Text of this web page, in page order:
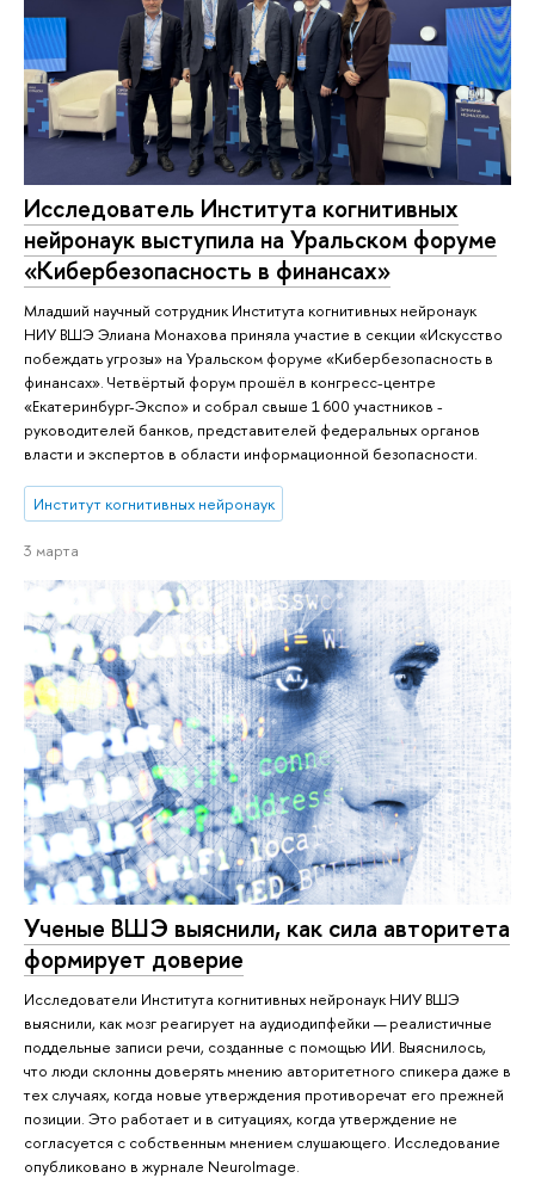
Исследователь Института когнитивных
нейронаук выступила на Уральском форуме
«Кибербезопасность в финансах»
Младший научный сотрудник Института когнитивных нейронаук
НИУ ВШЭ Элиана Монахова приняла участие в секции «Искусство
побеждать угрозы» на Уральском форуме «Кибербезопасность в
финансах». Четвёртый форум прошёл в конгресс-центре
«Екатеринбург-Экспо» и собрал свыше 1 600 участников -
руководителей банков, представителей федеральных органов
власти и экспертов в области информационной безопасности.
Институт когнитивных нейронаук
3 марта
Ученые ВШЭ выяснили, как сила авторитета
формирует доверие
Исследователи Института когнитивных нейронаук НИУ ВШЭ
выяснили, как мозг реагирует на аудиодипфейки — реалистичные
поддельные записи речи, созданные с помощью ИИ. Выяснилось,
что люди склонны доверять мнению авторитетного спикера даже в
тех случаях, когда новые утверждения противоречат его прежней
позиции. Это работает и в ситуациях, когда утверждение не
согласуется с собственным мнением слушающего. Исследование
опубликовано в журнале NeuroImage.